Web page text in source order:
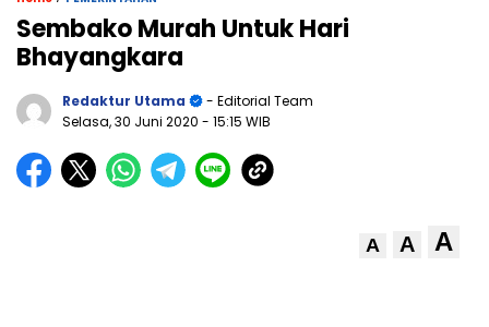
Sembako Murah Untuk Hari
Bhayangkara
Redaktur Utama
- Editorial Team
Selasa, 30 Juni 2020 - 15:15 WIB
A A A